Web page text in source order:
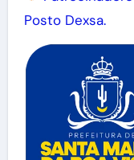
Posto Dexsa.